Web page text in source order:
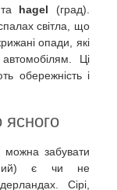
hagel (град).
світла, що
опади, які
Ці
обережність і
забувати
є чи не
Сірі,